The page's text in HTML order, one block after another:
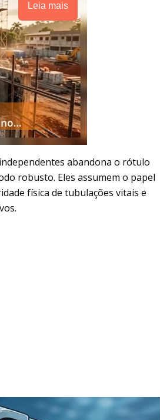
Leia mais
abandona o rótulo
robusto. Eles assumem o papel
física de tubulações vitais e